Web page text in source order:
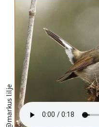
@markus lilje